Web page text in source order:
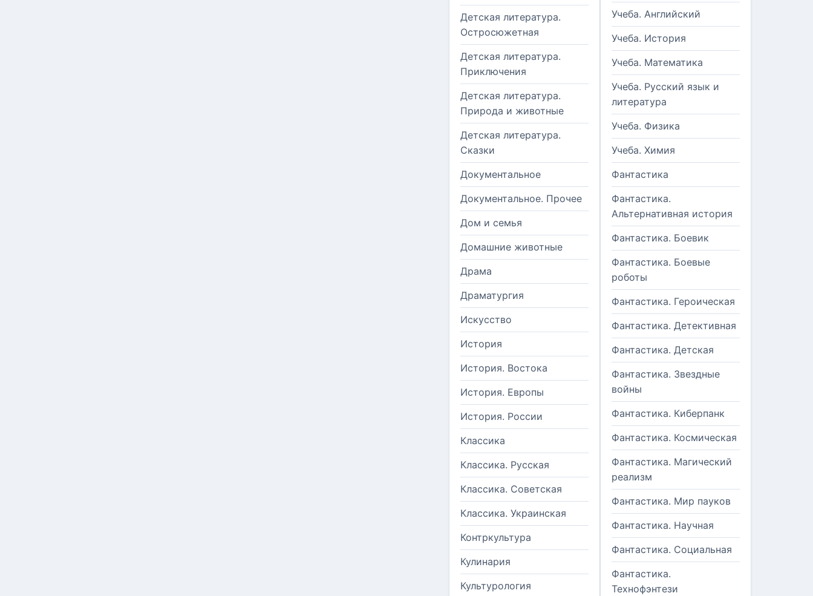
Детская литература.
Остросюжетная
Детская литература.
Приключения
Детская литература.
Природа и животные
Детская литература.
Сказки
Документальное
Документальное. Прочее
Дом и семья
Домашние животные
Драма
Драматургия
Искусство
История
История. Востока
История. Европы
История. России
Классика
Классика. Русская
Классика. Советская
Классика. Украинская
Контркультура
Кулинария
Культурология
Учеба. Английский
Учеба. История
Учеба. Математика
Учеба. Русский язык и
литература
Учеба. Физика
Учеба. Химия
Фантастика
Фантастика.
Альтернативная история
Фантастика. Боевик
Фантастика. Боевые
роботы
Фантастика. Героическая
Фантастика. Детективная
Фантастика. Детская
Фантастика. Звездные
войны
Фантастика. Киберпанк
Фантастика. Космическая
Фантастика. Магический
реализм
Фантастика. Мир пауков
Фантастика. Научная
Фантастика. Социальная
Фантастика.
Технофэнтези